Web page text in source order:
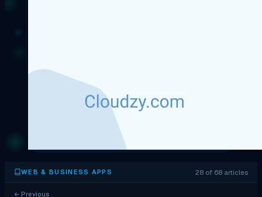
WEB & BUSINESS APPS 28 of 68 articles
← Previous